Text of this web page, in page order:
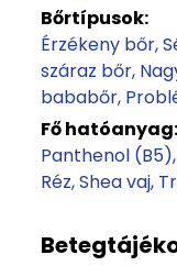
Bőrtípusok:
Érzékeny bőr
száraz bőr
bababőr
Fő hatóanyag:
Panthenol (B5)
Réz Shea vaj